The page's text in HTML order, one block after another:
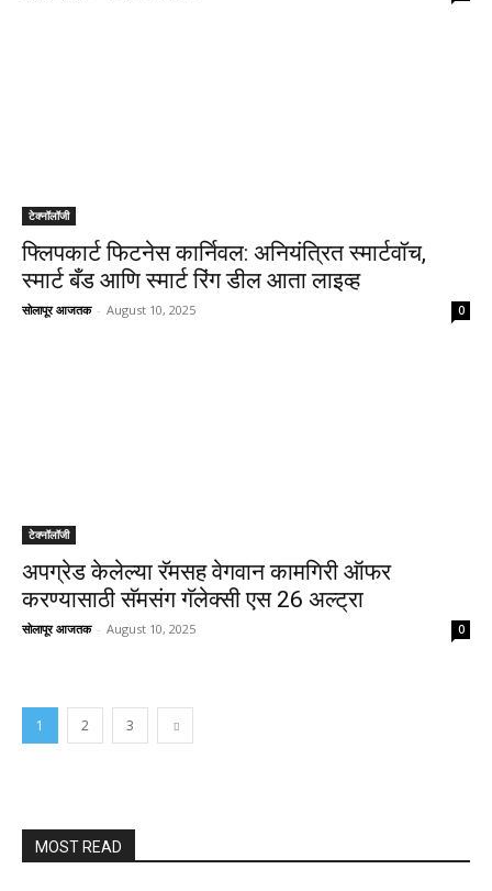
टेक्नॉलॉजी
फ्लिपकार्ट फिटनेस कार्निवल: अनियंत्रित स्मार्टवॉच,
स्मार्ट बँड आणि स्मार्ट रिंग डील आता लाइव्ह
सोलापूर आजतक - August 10, 2025 0
टेक्नॉलॉजी
अपग्रेड केलेल्या रॅमसह वेगवान कामगिरी ऑफर
करण्यासाठी सॅमसंग गॅलेक्सी एस 26 अल्ट्रा
सोलापूर आजतक - August 10, 2025 0
1 2 3
MOST READ